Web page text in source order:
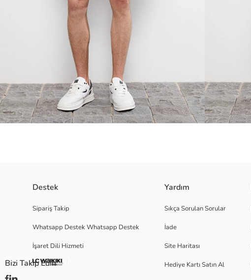
İki yandan cepli
Marka:
Cinsiyet:
Destek
Sipariş Takip
Whatsapp Destek Whatsapp Destek
İşaret Dili Hizmeti
Yardım
Sıkça Sorulan Sorular
İade
Site Haritası
Hediye Kartı Satın Al
Bizi Takip Edin